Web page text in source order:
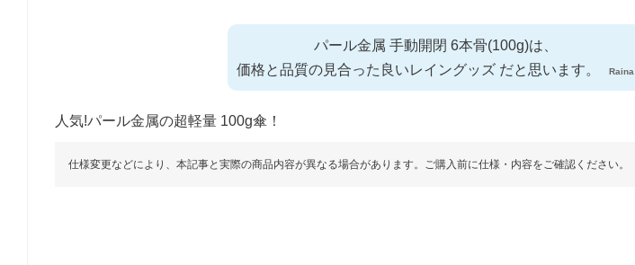
パール金属 手動開閉 6本骨(100g)は、
価格と品質の見合った良いレイングッズ だと思います。
Raina
人気!パール金属の超軽量 100g傘！
仕様変更などにより、本記事と実際の商品内容が異なる場合があります。ご購入前に仕様・内容をご確認ください。